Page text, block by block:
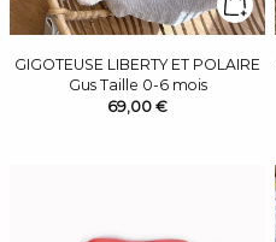
GIGOTEUSE LIBERTY ET POLAIRE
Gus Taille 0-6 mois
69,00 €